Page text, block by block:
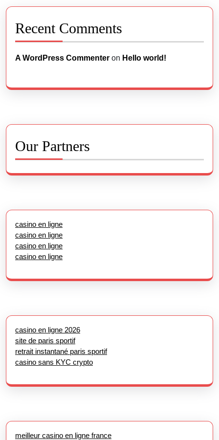
Recent Comments
A WordPress Commenter on Hello world!
Our Partners
casino en ligne
casino en ligne
casino en ligne
casino en ligne
casino en ligne 2026
site de paris sportif
retrait instantané paris sportif
casino sans KYC crypto
meilleur casino en ligne france